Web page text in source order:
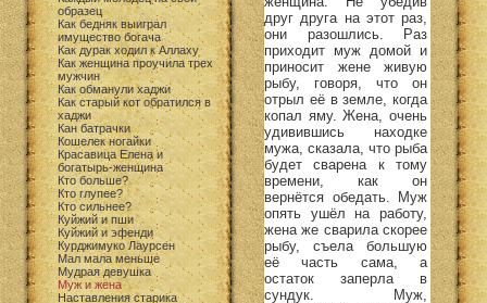
образец
Как бедняк выиграл
имущество богача
Как дурак ходил к Аллаху
Как женщина проучила трех
мужчин
Как обманули хаджи
Как старый кот обратился в
хаджи
Кан батрачки
Кошелек ногайки
Красавица Елена и
богатырь-женщина
Кто больше?
Кто глупее?
Кто сильнее?
Куйжий и пши
Куйжий и эфенди
Курджимуко Лаурсен
Мал мала меньше
Мудрая девушка
Муж и жена
Наставления старика
друг друга на этот раз,
они разошлись. Раз
приходит муж домой и
приносит жене живую
рыбу, говоря, что он
отрыл её в земле, когда
копал яму. Жена, очень
удивившись находке
мужа, сказала, что рыба
будет сварена к тому
времени, как он
вернётся обедать. Муж
опять ушёл на работу,
жена же сварила скорее
рыбу, съела большую
её часть сама, а
остаток заперла в
сундук. Муж,